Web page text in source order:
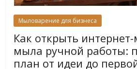
Мыловарение для бизнеса
Как открыть
мыла ручной работы:
план от идеи до